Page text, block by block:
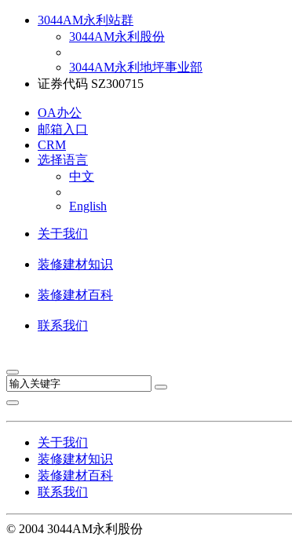
3044AM永利站群
3044AM永利股份
3044AM永利地坪事业部
证券代码 SZ300715
OA办公
邮箱入口
CRM
选择语言
中文
English
关于我们
装修建材知识
装修建材百科
联系我们
关于我们
装修建材知识
装修建材百科
联系我们
© 2004 3044AM永利股份